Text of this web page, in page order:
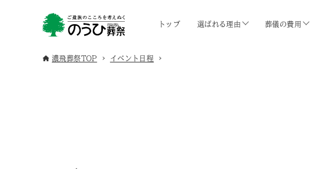
トップ 選ばれる理由 葬儀の費用
濃飛葬祭TOP イベント日程